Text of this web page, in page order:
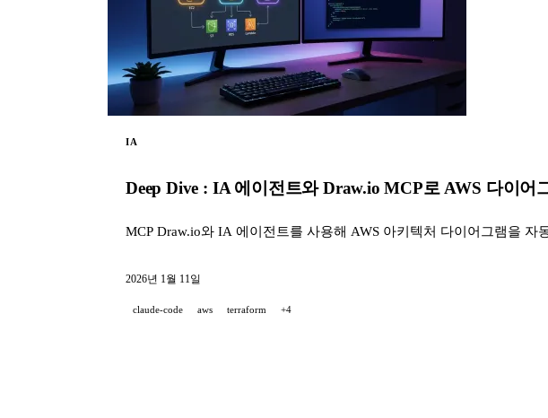
IA
Deep Dive : IA 에이전트와 Draw.io MCP로 AWS 다이어
MCP Draw.io와 IA 에이전트를 사용해 AWS 아키텍처 다이어그램을 자
2026년 1월 11일
claude-code aws terraform +4